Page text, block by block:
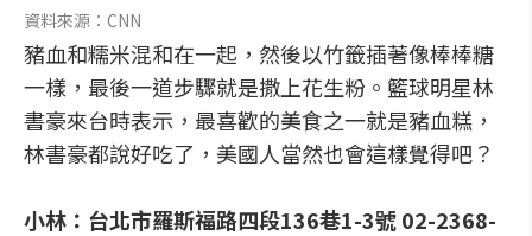
資料來源：CNN
豬血和糯米混和在一起，然後以竹籤插著像棒棒糖
一樣，最後一道步驟就是撒上花生粉。籃球明星林
書豪來台時表示，最喜歡的美食之一就是豬血糕，
林書豪都說好吃了，美國人當然也會這樣覺得吧？
小林：台北市羅斯福路四段136巷1-3號 02-2368-